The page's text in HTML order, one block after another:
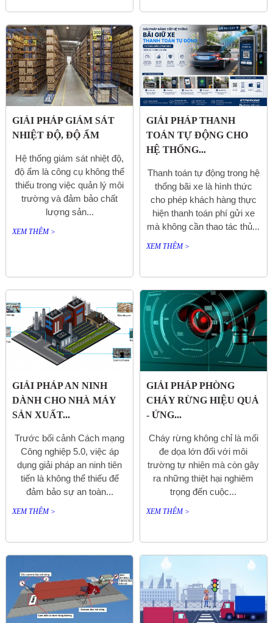
GIẢI PHÁP GIÁM SÁT
NHIỆT ĐỘ, ĐỘ ẨM
Hệ thống giám sát nhiệt độ,
độ ẩm là công cụ không thể
thiếu trong việc quản lý môi
trường và đảm bảo chất
lượng sản...
XEM THÊM >
GIẢI PHÁP THANH
TOÁN TỰ ĐỘNG CHO
HỆ THỐNG...
Thanh toán tự động trong hệ
thống bãi xe là hình thức
cho phép khách hàng thực
hiện thanh toán phí gửi xe
mà không cần thao tác thủ...
XEM THÊM >
GIẢI PHÁP AN NINH
DÀNH CHO NHÀ MÁY
SẢN XUẤT...
Trước bối cảnh Cách mạng
Công nghiệp 5.0, việc áp
dụng giải pháp an ninh tiên
tiến là không thể thiếu để
đảm bảo sự an toàn...
XEM THÊM >
GIẢI PHÁP PHÒNG
CHÁY RỪNG HIỆU QUẢ
- ỨNG...
Cháy rừng không chỉ là mối
đe dọa lớn đối với môi
trường tự nhiên mà còn gây
ra những thiệt hại nghiêm
trọng đến cuộc...
XEM THÊM >